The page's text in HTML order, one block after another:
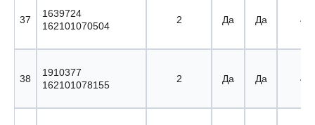
37
1639724
162101070504
2 Да Да 45
38
1910377
162101078155
2 Да Да 46